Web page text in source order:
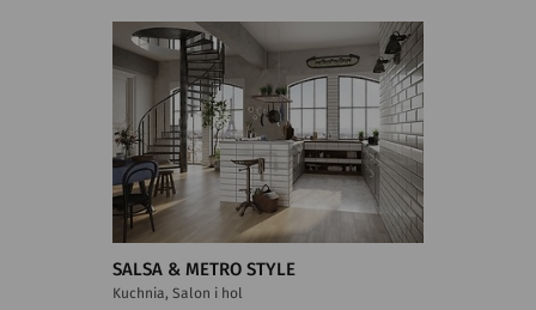
SALSA & METRO STYLE
Kuchnia, Salon i hol